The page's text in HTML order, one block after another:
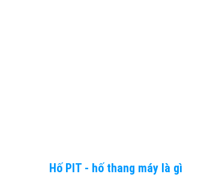
Hố PIT - hố thang máy là gì